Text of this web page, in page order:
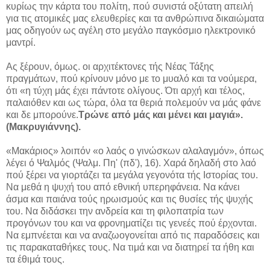
κυρίως την κάρτα του πολίτη, πού συνιστά οξύτατη απειλή
για τις ατομικές μας ελευθερίες και τα ανθρώπινα δικαιώματα
μας οδηγούν ως αγέλη στο μεγάλο παγκόσμιο ηλεκτρονικό
μαντρί.
Ας ξέρουν, όμως. οι αρχιτέκτονες τής Νέας Τάξης
πραγμάτων, πού κρίνουν μόνο με το μυαλό και τα νούμερα,
ότι «η τύχη μάς έχει πάντοτε ολίγους. Ότι αρχή και τέλος,
παλαιόθεν και ως τώρα, όλα τα θεριά πολεμούν να μάς φάνε
και δε μπορούνε.Τρώνε από μάς και μένει και μαγιά».
(Μακρυγιάννης).
«Μακάριος» λοιπόν «ο λαός ο γινώσκων αλαλαγμόν», όπως
λέγει ό Ψαλμός (Ψαλμ. Πη' (πδ'), 16). Χαρά δηλαδή στο λαό
πού ξέρει να γιορτάζει τα μεγάλα γεγονότα τής Ιστορίας του.
Να μεθά η ψυχή του από εθνική υπερηφάνεια. Να κάνει
άσμα και παιάνα τούς ηρωισμούς και τις θυσίες τής ψυχής
του. Να διδάσκει την ανδρεία και τη φιλοπατρία των
προγόνων του και να φρονηματίζει τις γενεές πού έρχονται.
Να εμπνέεται και να αναζωογονείται από τις παραδόσεις και
τις παρακαταθήκες τους. Να τιμά και να διατηρεί τα ήθη και
τα έθιμά τους.